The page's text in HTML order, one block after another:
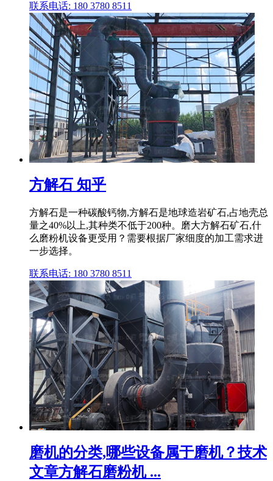
联系电话: 180 3780 8511
方解石 知乎
方解石是一种碳酸钙物,方解石是地球造岩矿石,占地壳总
量之40%以上,其种类不低于200种。磨大方解石矿石,什
么磨粉机设备更受用？需要根据厂家细度的加工需求进
一步选择。
联系电话: 180 3780 8511
磨机的分类,哪些设备属于磨机？技术
文章方解石磨粉机 ...